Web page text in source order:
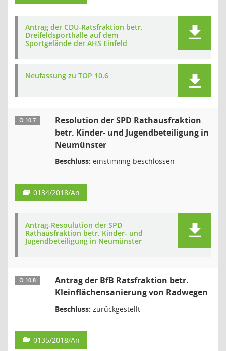
Antrag der CDU-Ratsfraktion betr.
Dreifeldsporthalle auf dem
Sportgelände der AHS Einfeld
Neufassung zu TOP 10.6
Ö 10.7
Resolution der SPD Rathausfraktion
betr. Kinder- und Jugendbeteiligung in
Neumünster
Beschluss: einstimmig beschlossen
0134/2018/An
Antrag-Resoulution der SPD
Rathausfraktion betr. Kinder- und
Jugendbeteiligung in Neumünster
Ö 10.8
Antrag der BfB Ratsfraktion betr.
Kleinflächensanierung von Radwegen
Beschluss: zurückgestellt
0135/2018/An